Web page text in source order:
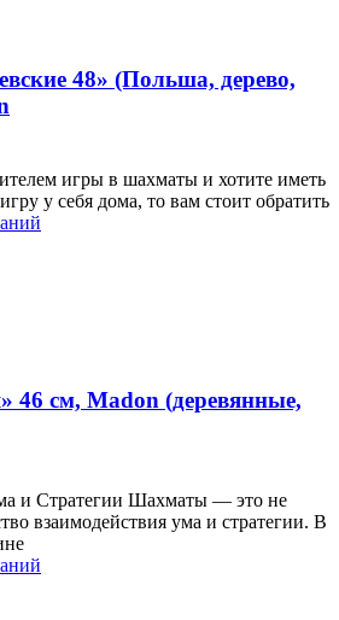
48» (Польша, дерево,
игры в шахматы и хотите иметь
у себя дома, то вам стоит обратить
см, Madon (деревянные,
и Стратегии Шахматы — это не
взаимодействия ума и стратегии. В